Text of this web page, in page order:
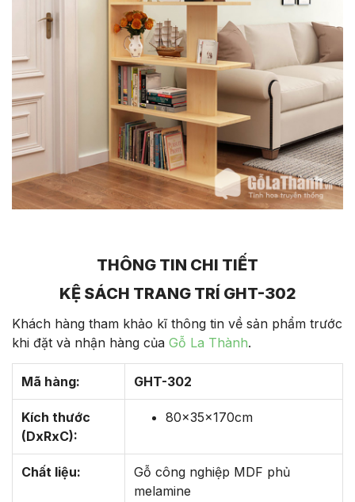
THÔNG TIN CHI TIẾT
KỆ SÁCH TRANG TRÍ GHT-302
Khách hàng tham khảo kĩ thông tin về sản phẩm trước
khi đặt và nhận hàng của Gỗ La Thành.
Mã hàng: GHT-302
Kích thước
(DxRxC):
80x35x170cm
Chất liệu:
Gỗ công nghiệp MDF phủ
melamine